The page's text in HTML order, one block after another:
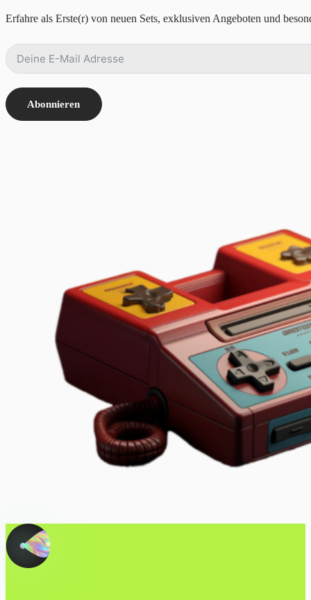
Erfahre als Erste(r) von neuen Sets, exklusiven Angeboten und
Abonnieren